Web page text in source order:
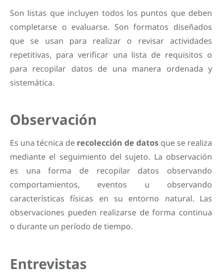
Son listas que incluyen todos los puntos que deben
completarse o evaluarse. Son formatos diseñados
que se usan para realizar o revisar actividades
repetitivas, para verificar una lista de requisitos o
para recopilar datos de una manera ordenada y
sistemática.
Observación
Es una técnica de recolección de datosque se realiza
mediante el seguimiento del sujeto. La observación
es una forma de recopilar datos observando
comportamientos, eventos u observando
características físicas en su entorno natural. Las
observaciones pueden realizarse de forma continua
o durante un período de tiempo.
Entrevistas